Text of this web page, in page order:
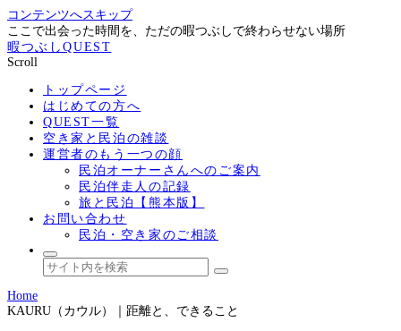
コンテンツへスキップ
ここで出会った時間を、ただの暇つぶしで終わらせない場所
暇つぶしQUEST
Scroll
トップページ
はじめての方へ
QUEST一覧
空き家と民泊の雑談
運営者のもう一つの顔
民泊オーナーさんへのご案内
民泊伴走人の記録
旅と民泊【熊本版】
お問い合わせ
民泊・空き家のご相談
Home
KAURU（カウル）｜距離と、できること